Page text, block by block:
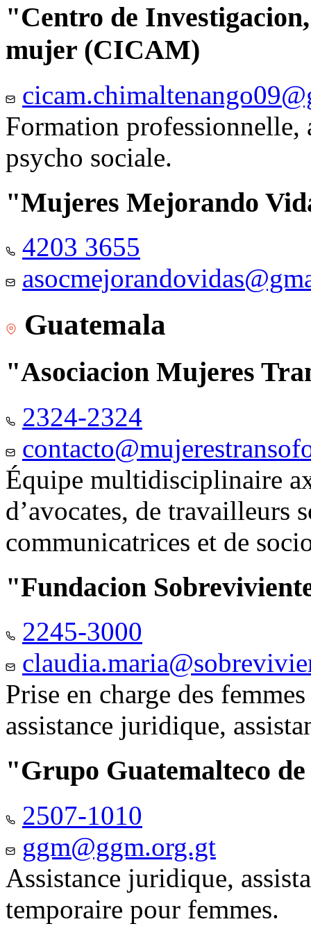
"Centro de
mujer (CICAM)
Formation professionnelle,
psycho sociale.
"Mujeres Mejorando
4203 3655
Guatemala
"Asociacion Mujeres
2324-2324
Équipe multidisciplinaire
d’avocates, de travailleurs
communicatrices et de
"Fundacion
2245-3000
Prise en charge des
assistance juridique,
"Grupo Guatemalteco
2507-1010
ggm@ggm.org.gt
Assistance juridique,
temporaire pour femmes.